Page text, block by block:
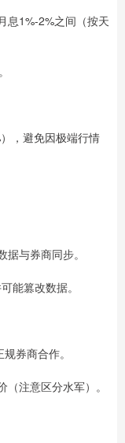
息1%-2%之间（按天
，避免因极端行情
与券商同步。
能篡改数据。
券商合作。
注意区分水军）。